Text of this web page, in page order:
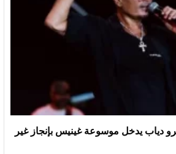
دياب يدخل موسوعة غينيس بإنجاز غير